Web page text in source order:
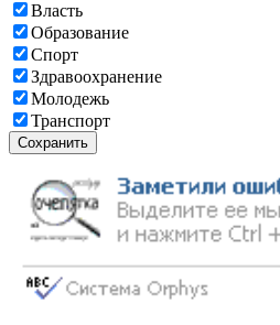
Власть
Образование
Спорт
Здравоохранение
Молодежь
Транспорт
Сохранить